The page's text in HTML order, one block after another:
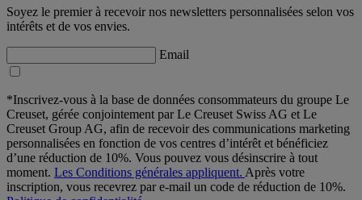
Soyez le premier à recevoir nos newsletters personnalisées selon vos
intérêts et de vos envies.
Email
*Inscrivez-vous à la base de données consommateurs du groupe Le
Creuset, gérée conjointement par Le Creuset Swiss AG et Le
Creuset Group AG, afin de recevoir des communications marketing
personnalisées en fonction de vos centres d’intérêt et bénéficiez
d’une réduction de 10%. Vous pouvez vous désinscrire à tout
moment. Les Conditions générales appliquent. Après votre
inscription, vous recevrez par e-mail un code de réduction de 10%.